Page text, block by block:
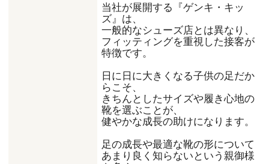
当社が展開する『ゲンキ・キッ
ズ』は、
一般的なシューズ店とは異なり、
フィッティングを重視した接客が
特徴です。
日に日に大きくなる子供の足だか
らこそ、
きちんとしたサイズや履き心地の
靴を選ぶことが、
健やかな成長の助けになります。
足の成長や最適な靴の形について
あまり良く知らないという親御様